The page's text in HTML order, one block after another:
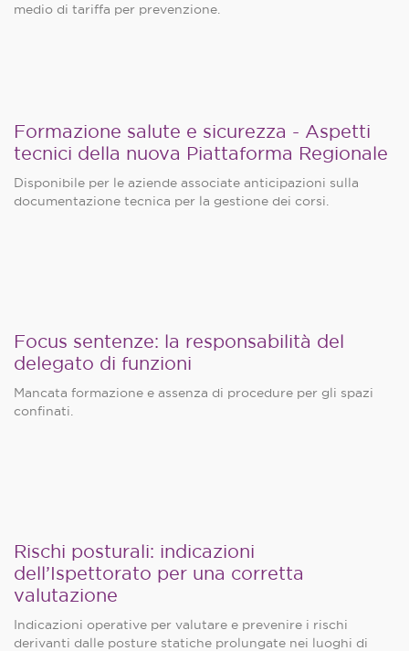
medio di tariffa per prevenzione.
Formazione salute e sicurezza - Aspetti
tecnici della nuova Piattaforma Regionale
Disponibile per le aziende associate anticipazioni sulla
documentazione tecnica per la gestione dei corsi.
Focus sentenze: la responsabilità del
delegato di funzioni
Mancata formazione e assenza di procedure per gli spazi
confinati.
Rischi posturali: indicazioni
dell’Ispettorato per una corretta
valutazione
Indicazioni operative per valutare e prevenire i rischi
derivanti dalle posture statiche prolungate nei luoghi di